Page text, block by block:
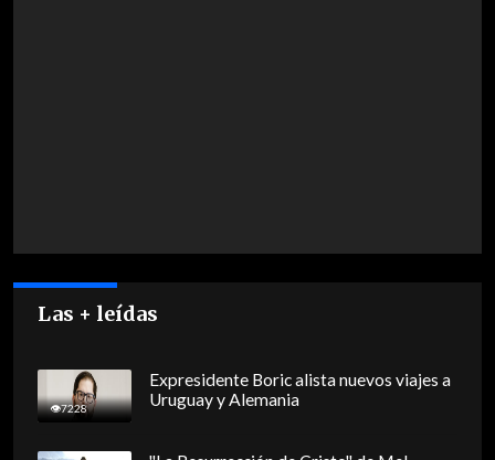
Las + leídas
7228
Expresidente Boric alista nuevos viajes a
Uruguay y Alemania